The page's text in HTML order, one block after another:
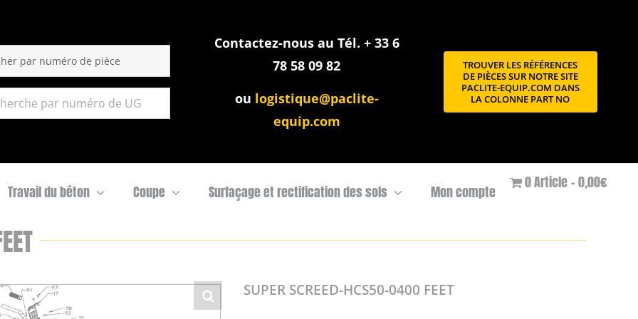
Contactez-nous au Tél. + 33 6
78 58 09 82
ou logistique@paclite-
equip.com
TROUVER LES RÉFÉRENCES
DE PIÈCES SUR NOTRE SITE
PACLITE-EQUIP.COM DANS
LA COLONNE PART NO
Travail du béton Coupe Surfaçage et rectification des sols Mon compte
0 Article 0,00€
SUPER SCREED-HCS50-0400 FEET